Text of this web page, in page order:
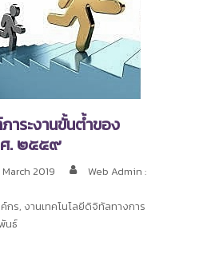
าระงานขั้นต้ำของ
ศ. ๒๕๕๙
2019
Web Admin :
กร, งานเทคโนโลยีดิจิทัลทางการ
นธ์